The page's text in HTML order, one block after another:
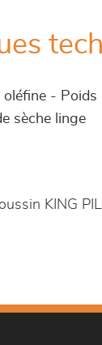
-
sèche linge
KING